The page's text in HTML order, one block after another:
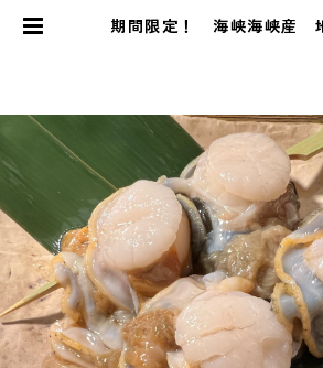
期間限定！ 海峡海峡産